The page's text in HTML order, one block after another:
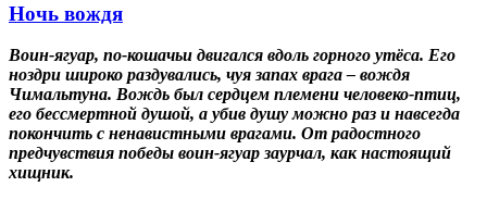
Ночь вождя
Воин-ягуар, по-кошачьи двигался вдоль горного утёса. Его
ноздри широко раздувались, чуя запах врага – вождя
Чимальтуна. Вождь был сердцем племени человеко-птиц,
его бессмертной душой, а убив душу можно раз и навсегда
покончить с ненавистными врагами. От радостного
предчувствия победы воин-ягуар заурчал, как настоящий
хищник.